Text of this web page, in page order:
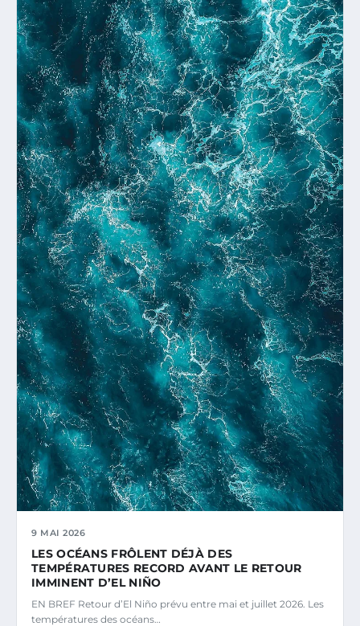
9 MAI 2026
LES OCÉANS FRÔLENT DÉJÀ DES
TEMPÉRATURES RECORD AVANT LE RETOUR
IMMINENT D’EL NIÑO
EN BREF Retour d’El Niño prévu entre mai et juillet 2026. Les
températures des océans…